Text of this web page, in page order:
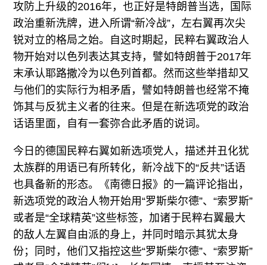
攻防上升级的2016年，也正好是特朗普当选，国际
政治重新洗牌，进入所谓“新冷战”，左右翼再次尖
锐对立的格局之始。自这时期起，民粹右翼政治人
物开始对以色列表达其支持，譬如特朗普于2017年
末承认耶路撒冷为以色列首都。然而这些举措却又
与他们的实际行为相矛盾，譬如特朗普也经常不掩
饰其与反犹主义者的往来。但是在新选项党的政治
话语里面，自有一套弥合此矛盾的说词。
今日的德国民粹右翼如新选项党人，描述并丑化犹
太族群的用语已有所转化，新冷战下的“反共”话语
也具备新的形态。《南德日报》的一篇评论指出，
新选项党的政治人物开始用“罗斯柴尔德”、“索罗斯”
或者是“全球精英”这些标签，加诸于民粹右翼最大
的敌人左翼自由派的身上，并同时暗示其犹太身
份；同时，他们又指控这些“罗斯柴尔德”、“索罗斯”